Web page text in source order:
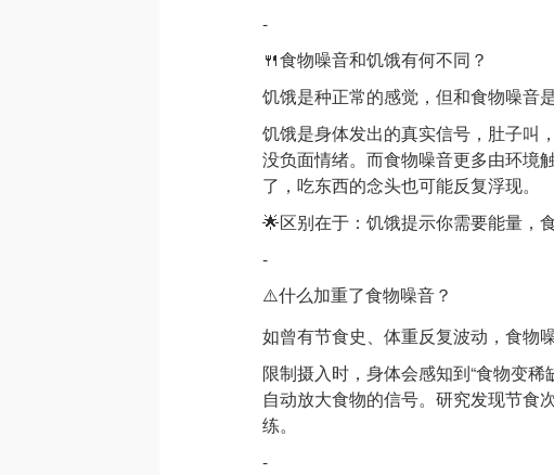
-
🍴食物噪音和饥饿有何不同？
饥饿是种正常的感觉，但和食物噪音是
饥饿是身体发出的真实信号，肚子叫
没负面情绪。而食物噪音更多由环境
了，吃东西的念头也可能反复浮现。
🌟区别在于：饥饿提示你需要能量，
-
⚠️什么加重了食物噪音？
如曾有节食史、体重反复波动，食物
限制摄入时，身体会感知到“食物变
自动放大食物的信号。研究发现节食
练。
-